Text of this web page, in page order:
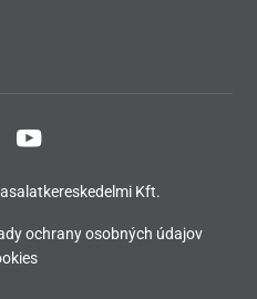
Kft.
ochrany osobných údajov